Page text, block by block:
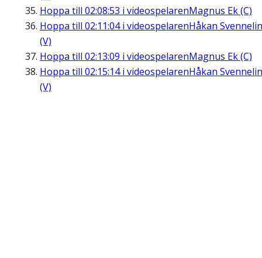
Hoppa till 02:08:53 i videospelarenMagnus Ek (C)
Hoppa till 02:11:04i videospelarenHåkan
(V)
Hoppa till 02:13:09 i videospelarenMagnus Ek (C)
Hoppa till 02:15:14i videospelarenHåkan
(V)